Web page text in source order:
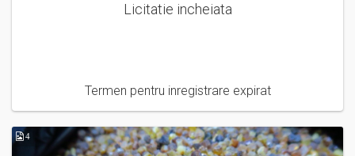
Licitatie incheiata
Termen pentru inregistrare expirat
4